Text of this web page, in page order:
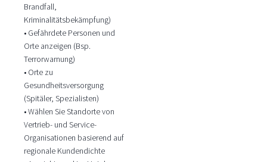
Brandfall,
Kriminalitätsbekämpfung)
• Gefährdete Personen und
Orte anzeigen (Bsp.
Terrorwarnung)
• Orte zu
Gesundheitsversorgung
(Spitäler, Spezialisten)
• Wählen Sie Standorte von
Vertrieb- und Service-
Organisationen basierend auf
regionale Kundendichte